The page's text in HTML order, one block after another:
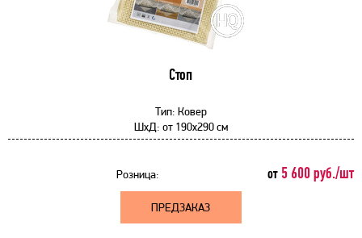
Стоп
Тип: Ковер
ШхД: от 190x290 см
Розница: от 5 600 руб./шт
ПРЕДЗАКАЗ